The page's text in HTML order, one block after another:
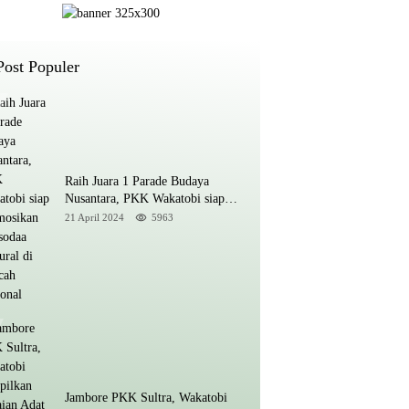
Populer
Raih Juara 1 Parade Budaya
Nusantara, PKK Wakatobi siap
Promosikan Kansodaa Cultural di
21 April 2024 5963
Jambore PKK Sultra, Wakatobi